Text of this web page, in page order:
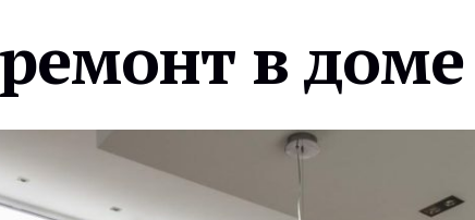
в доме